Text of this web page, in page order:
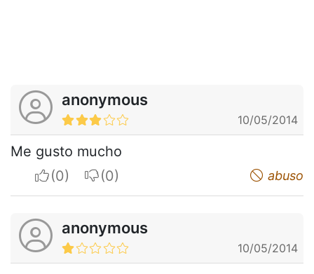
anonymous
10/05/2014
Me gusto mucho
I apreciateI do not appreciate abuso
anonymous
10/05/2014